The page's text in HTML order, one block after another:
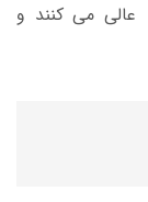
عالی می کنند و